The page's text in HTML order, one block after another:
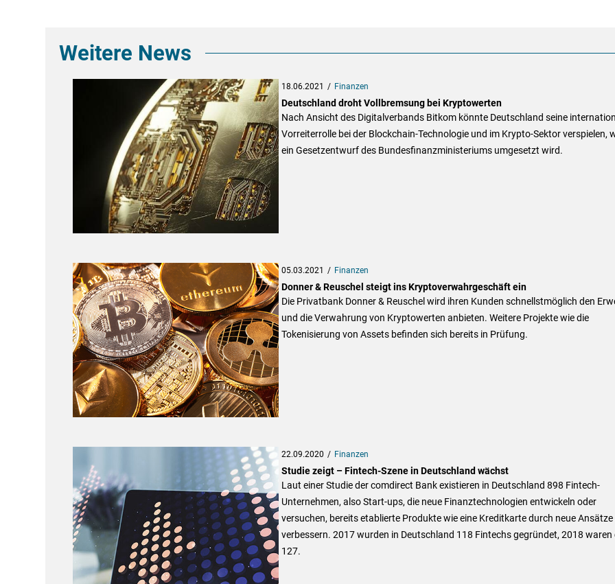
Weitere News
18.06.2021 Finanzen
Deutschland droht Vollbremsung bei Kryptowerten
Nach Ansicht des Digitalverbands Bitkom könnte Deutschland seine
Vorreiterrolle bei der Blockchain-Technologie und im Krypto-Sektor verspielen,
ein Gesetzentwurf des Bundesfinanzministeriums umgesetzt wird.
05.03.2021 Finanzen
Donner & Reuschel steigt ins Kryptoverwahrgeschäft ein
Die Privatbank Donner & Reuschel wird ihren Kunden schnellstmöglich den
und die Verwahrung von Kryptowerten anbieten. Weitere Projekte wie die
Tokenisierung von Assets befinden sich bereits in Prüfung.
22.09.2020 Finanzen
Studie zeigt – Fintech-Szene in Deutschland wächst
Laut einer Studie der comdirect Bank existieren in Deutschland 898 Fintech-
Unternehmen, also Start-ups, die neue Finanztechnologien entwickeln oder
versuchen, bereits etablierte Produkte wie eine Kreditkarte durch neue Ansätze
verbessern. 2017 wurden in Deutschland 118 Fintechs gegründet, 2018 waren
127.